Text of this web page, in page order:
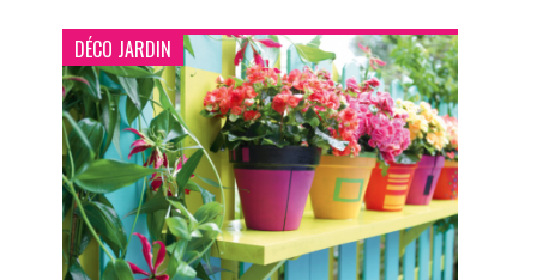
DÉCO JARDIN